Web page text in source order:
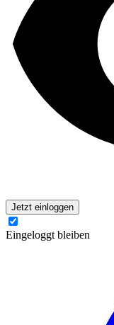
Jetzt einloggen
Eingeloggt bleiben